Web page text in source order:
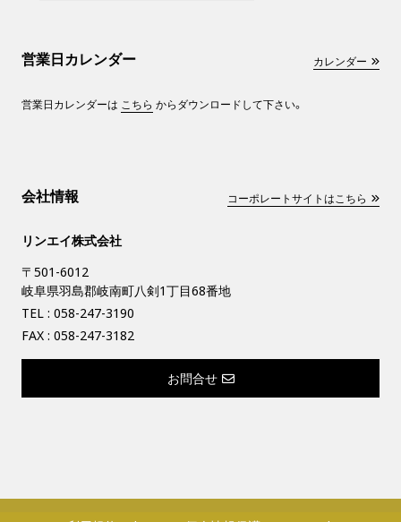
営業日カレンダー カレンダー
営業日カレンダーは こちら からダウンロードして下さい。
会社情報 コーポレートサイトはこちら
リンエイ株式会社
〒501-6012
岐阜県羽島郡岐南町八剣1丁目68番地
TEL : 058-247-3190
FAX : 058-247-3182
お問合せ